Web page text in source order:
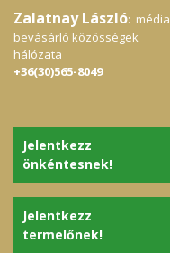
Zalatnay László: média,
bevásárló közösségek
hálózata
+36(30)565-8049
Jelentkezz
önkéntesnek!
Jelentkezz
termelőnek!